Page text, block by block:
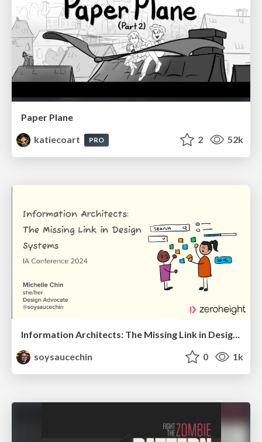
Paper Plane
katiecoart
PRO 2 52k
Information Architects: The Missing Link in Design Systems
soysaucechin
0 1k